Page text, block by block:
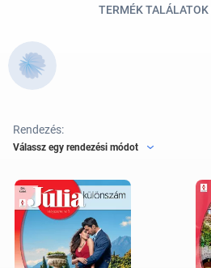
TERMÉK TALÁLATOK
Rendezés:
Válassz egy rendezési módot